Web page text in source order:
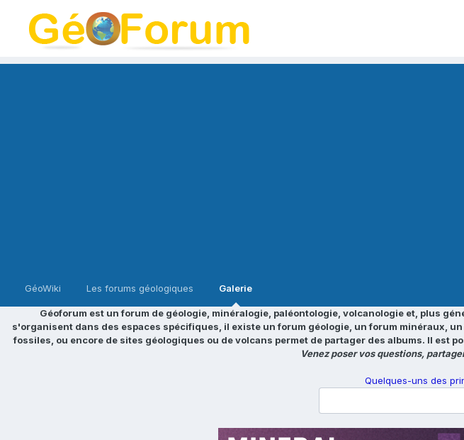
GéoWiki Les forums géologiques Galerie
Géoforum est un forum de géologie, minéralogie, paléontologie, volcanologie et, plus
s'organisent dans des espaces spécifiques, il existe un forum géologie, un forum minéraux,
fossiles, ou encore de sites géologiques ou de volcans permet de partager des albums. Il est
Venez poser vos questions,
Quelques-uns des